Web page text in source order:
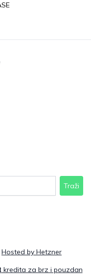
Traži
Hosted by Hetzner
kredita za brz i pouzdan